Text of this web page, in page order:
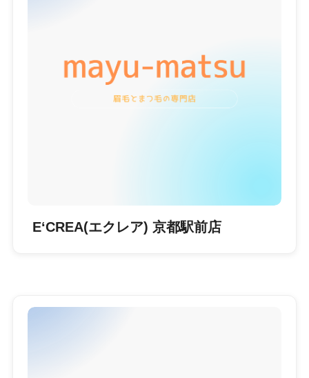
E‘CREA(エクレア) 京都駅前店